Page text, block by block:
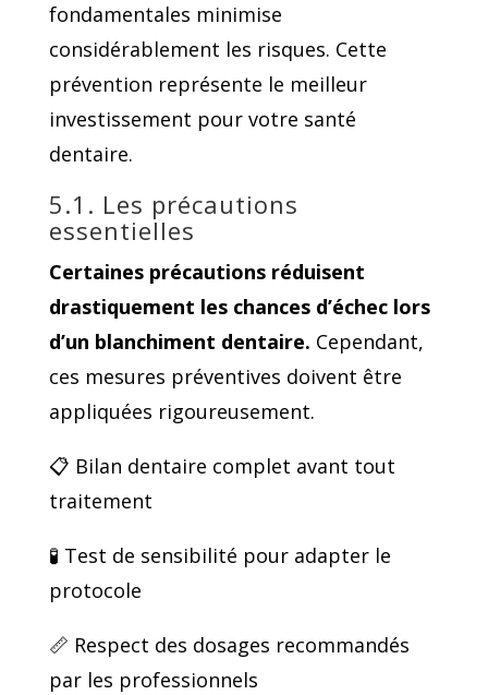
fondamentales minimise
considérablement les risques. Cette
prévention représente le meilleur
investissement pour votre santé
dentaire.
5.1. Les précautions
essentielles
Certaines précautions réduisent
drastiquement les chances d’échec lors
d’un blanchiment dentaire. Cependant,
ces mesures préventives doivent être
appliquées rigoureusement.
📋 Bilan dentaire complet avant tout
traitement
🧪 Test de sensibilité pour adapter le
protocole
📏 Respect des dosages recommandés
par les professionnels